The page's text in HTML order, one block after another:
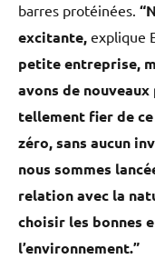
barres protéinées.
excitante, explique
petite entreprise,
avons de
tellement fier de
zéro, sans aucun
nous sommes
relation avec la
choisir les bonnes
l’environnement.”